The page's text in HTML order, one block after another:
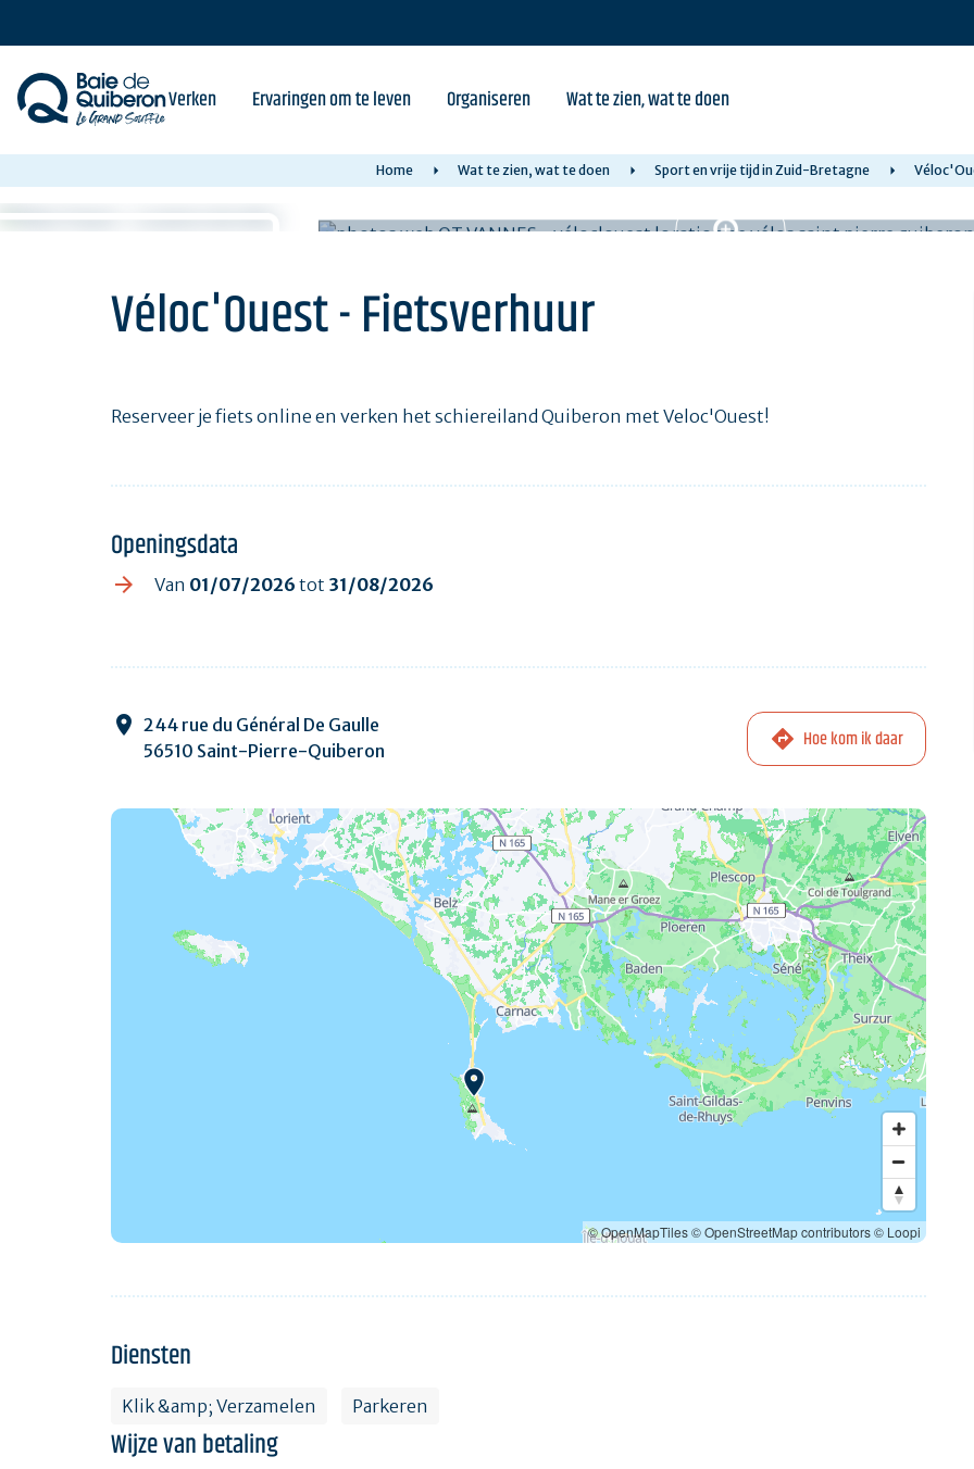
content
Verken Ervaringen om te leven Organiseren Wat te zien, wat te doen
Home Wat te zien, wat te doen Sport en vrije tijd in Zuid-Bretagne
Véloc'Ouest - Fietsverhuur
Reserveer je fiets online en verken het schiereiland Quiberon met Veloc'Ouest!
Openingsdata
Van 01/07/2026 tot 31/08/2026
244 rue du Général De Gaulle
56510 Saint-Pierre-Quiberon
Hoe kom ik daar
© OpenMapTiles© OpenStreetMap contributors© Loopi
Diensten
Klik &amp; Verzamelen Parkeren
Wijze van betaling